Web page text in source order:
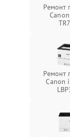
Ремонт
Ремонт
Canon